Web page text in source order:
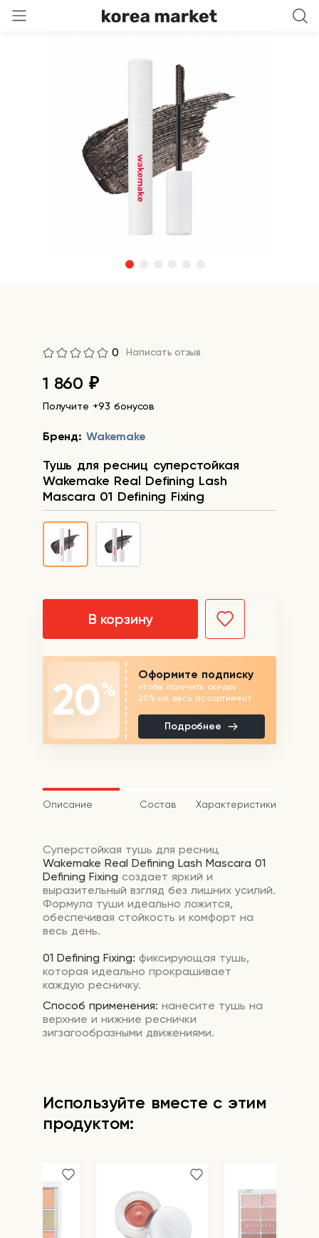
0 Написать отзыв
1 860 ₽
Получите +93 бонусов
Бренд: Wakemake
Тушь для ресниц суперстойкая
Wakemake Real Defining Lash
Mascara 01 Defining Fixing
В корзину
20%
Оформите подписку
чтобы получить скидку
20% на весь ассортимент
Подробнее
Описание Состав Характеристики
Суперстойкая тушь для ресниц
Wakemake Real Defining Lash Mascara 01
Defining Fixing создает яркий и
выразительный взгляд без лишних усилий.
Формула туши идеально ложится,
обеспечивая стойкость и комфорт на
весь день.
01 Defining Fixing: фиксирующая тушь,
которая идеально прокрашивает
каждую ресничку.
Способ применения: нанесите тушь на
верхние и нижние реснички
зигзагообразными движениями.
Используйте вместе с этим
продуктом: